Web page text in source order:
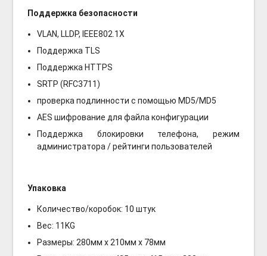
Поддержка безопасности
VLAN, LLDP, IEEE802.1X
Поддержка TLS
Поддержка HTTPS
SRTP (RFC3711)
проверка подлинности с помощью MD5/MD5
AES шифрование для файла конфигурации
Поддержка блокировки телефона, режим
администратора / рейтинги пользователей
Упаковка
Количество/коробок: 10 штук
Вес: 11KG
Размеры: 280мм х 210мм х 78мм